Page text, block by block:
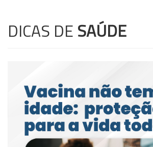
DICAS DE SAÚDE